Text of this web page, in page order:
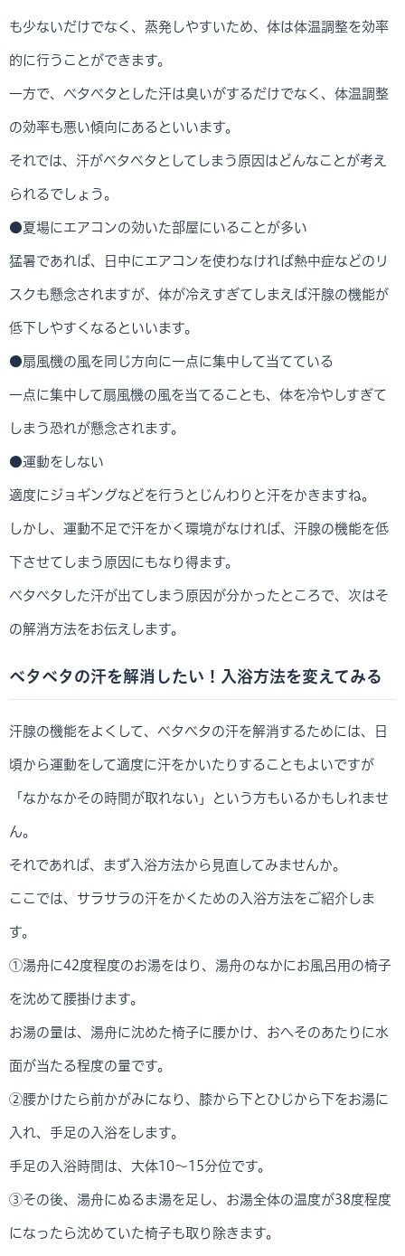
も少ないだけでなく、蒸発しやすいため、体は体温調整を効率
的に行うことができます。
一方で、ベタベタとした汗は臭いがするだけでなく、体温調整
の効率も悪い傾向にあるといいます。
それでは、汗がベタベタとしてしまう原因はどんなことが考え
られるでしょう。
●夏場にエアコンの効いた部屋にいることが多い
猛暑であれば、日中にエアコンを使わなければ熱中症などのリ
スクも懸念されますが、体が冷えすぎてしまえば汗腺の機能が
低下しやすくなるといいます。
●扇風機の風を同じ方向に一点に集中して当てている
一点に集中して扇風機の風を当てることも、体を冷やしすぎて
しまう恐れが懸念されます。
●運動をしない
適度にジョギングなどを行うとじんわりと汗をかきますね。
しかし、運動不足で汗をかく環境がなければ、汗腺の機能を低
下させてしまう原因にもなり得ます。
ベタべタした汗が出てしまう原因が分かったところで、次はそ
の解消方法をお伝えします。
ベタベタの汗を解消したい！入浴方法を変えてみる
汗腺の機能をよくして、ベタベタの汗を解消するためには、日
頃から運動をして適度に汗をかいたりすることもよいですが
「なかなかその時間が取れない」という方もいるかもしれませ
ん。
それであれば、まず入浴方法から見直してみませんか。
ここでは、サラサラの汗をかくための入浴方法をご紹介しま
す。
①湯舟に42度程度のお湯をはり、湯舟のなかにお風呂用の椅子
を沈めて腰掛けます。
お湯の量は、湯舟に沈めた椅子に腰かけ、おへそのあたりに水
面が当たる程度の量です。
②腰かけたら前かがみになり、膝から下とひじから下をお湯に
入れ、手足の入浴をします。
手足の入浴時間は、大体10～15分位です。
③その後、湯舟にぬるま湯を足し、お湯全体の温度が38度程度
になったら沈めていた椅子も取り除きます。